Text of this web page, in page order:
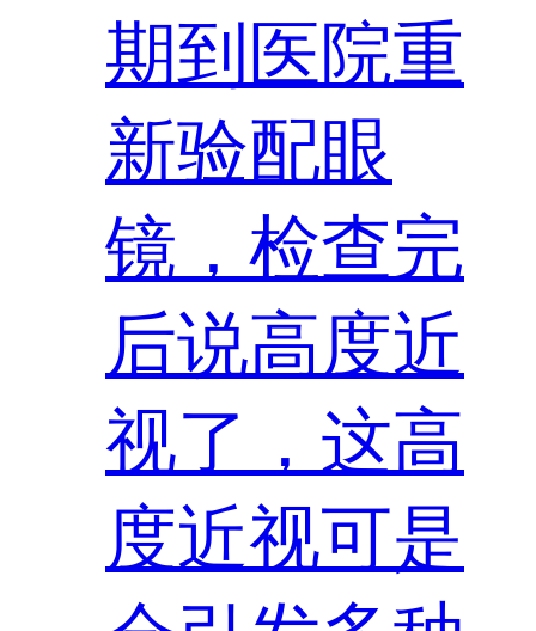
期到医院重
新验配眼
镜，检查完
后说高度近
视了，这高
度近视可是